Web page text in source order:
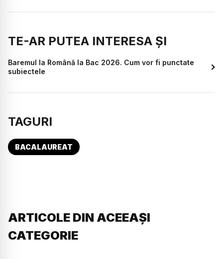
TE-AR PUTEA INTERESA ȘI
Baremul la Română la Bac 2026. Cum vor fi punctate
subiectele
TAGURI
BACALAUREAT
ARTICOLE DIN ACEEAȘI
CATEGORIE